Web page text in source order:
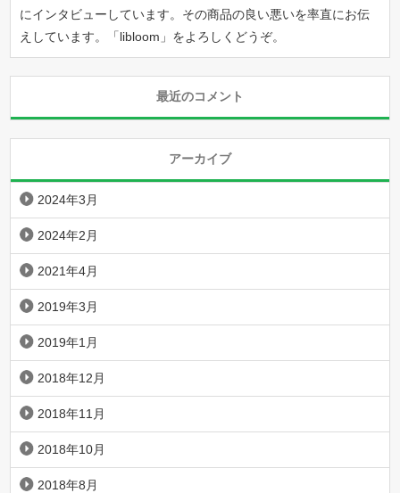
にインタビューしています。その商品の良い悪いを率直にお伝
えしています。「libloom 」をよろしくどうぞ。
最近のコメント
アーカイブ
2024年3月
2024年2月
2021年4月
2019年3月
2019年1月
2018年12月
2018年11月
2018年10月
2018年8月